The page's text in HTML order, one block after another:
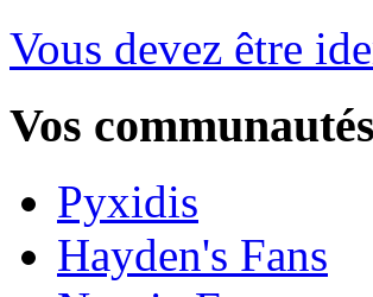
Vous devez être
Vos communautés
Pyxidis
Hayden's Fans